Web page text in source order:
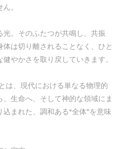
。
光。そのふたつが共鳴し、共振
体は切り離されることなく、ひと
やかさを取り戻していきます。
は、現代における単なる物理的
生命へ、そして神的な領域にま
まれた、調和ある“全体”を意味